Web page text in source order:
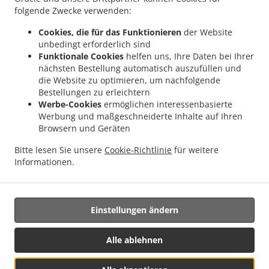
folgende Zwecke verwenden:
Cookies, die für das Funktionieren der Website
unbedingt erforderlich sind
Funktionale Cookies helfen uns, Ihre Daten bei Ihrer
nächsten Bestellung automatisch auszufüllen und
die Website zu optimieren, um nachfolgende
Bestellungen zu erleichtern
Werbe-Cookies ermöglichen interessenbasierte
Werbung und maßgeschneiderte Inhalte auf Ihren
Browsern und Geräten
Bitte lesen Sie unsere Cookie-Richtlinie für weitere
Informationen.
Alle ablehnen
Einstellungen ändern
Salate Lieferservice Blaubeuren Gleißenburg
Lieferservice Schelklingen . Salate Lieferservice Laupheim Untersulmetingen
Lieferservice Laupheim
Salate Lieferservice Hüttisheim Humlangen
Salate
Lieferservice Hüttisheim . Salate Lieferservice Staig Altheim . Salate Lieferservice
Staig Steinberg
. Salate Lieferservice Staig Harthausen . Salate Lieferservice Staig
Salate Lieferservice Illerkirchberg Steinberg
Salate Lieferservice Schnürpflingen Ammerstetten
Salate Lieferservice
Schnürpflingen
. Asiatisches Essen Lieferservice
Lieferservice
.
Unterstützt von:
https://foodbooking-germany.de Web- und App Shop und
Kassensysteme für Gastronomie